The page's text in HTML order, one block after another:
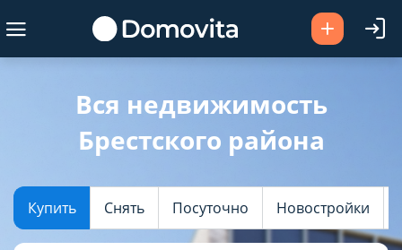
Вся недвижимость
Брестского района
Купить Снять Посуточно Новостройки
Да Выбрать город